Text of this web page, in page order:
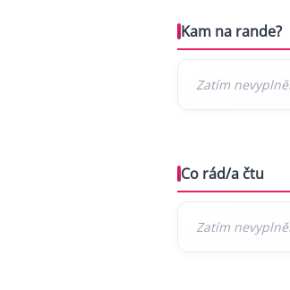
Kam na rande?
Co rád/a čtu